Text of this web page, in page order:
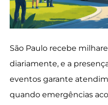
São Paulo recebe
diariamente, e a
eventos garante
quando emergências